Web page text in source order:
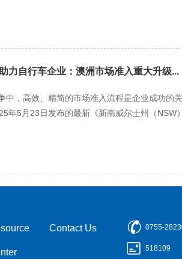
力自行车企业：澳洲市场准入重大升级...
中，高效、精简的市场准入流程是企业成功的
年5月23日发布的最新《新南威尔士州（NSW
Contact Us 0755-
518109